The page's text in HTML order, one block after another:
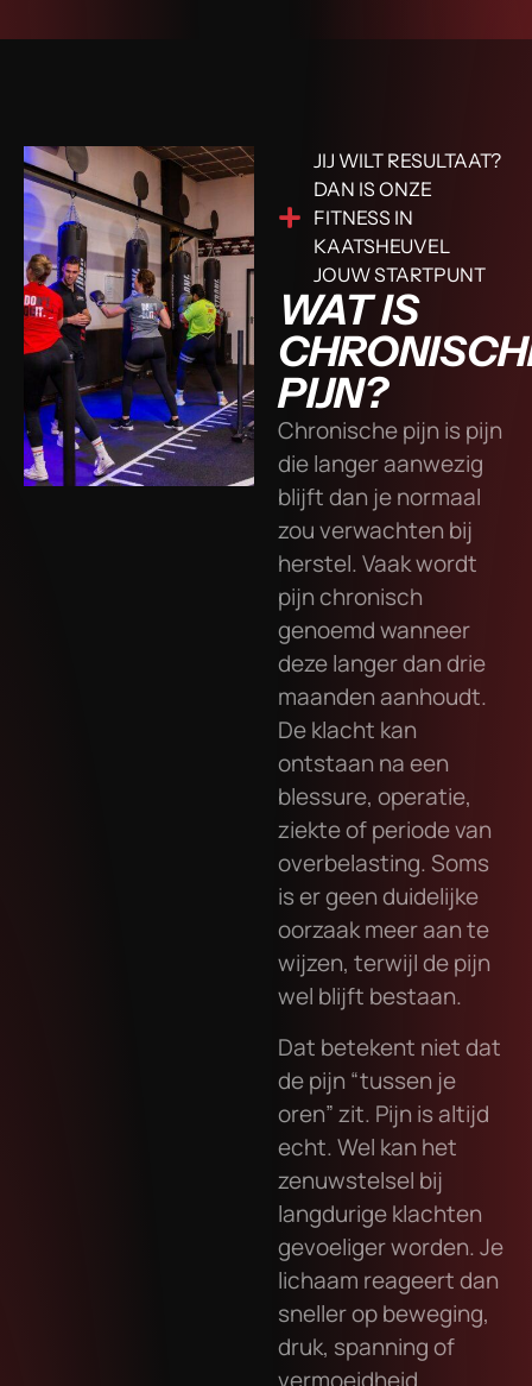
JIJ WILT RESULTAAT?
DAN IS ONZE
FITNESS IN
KAATSHEUVEL
JOUW STARTPUNT
WAT IS
PIJN?
Chronische pijn is pijn
die langer aanwezig
blijft dan je normaal
zou verwachten bij
herstel. Vaak wordt
pijn chronisch
genoemd wanneer
deze langer dan drie
maanden aanhoudt.
De klacht kan
ontstaan na een
blessure, operatie,
ziekte of periode van
overbelasting. Soms
is er geen duidelijke
oorzaak meer aan te
wijzen, terwijl de pijn
wel blijft bestaan.
Dat betekent niet dat
de pijn “tussen je
oren” zit. Pijn is altijd
echt. Wel kan het
zenuwstelsel bij
langdurige klachten
gevoeliger worden. Je
lichaam reageert dan
sneller op beweging,
druk, spanning of
vermoeidheid.